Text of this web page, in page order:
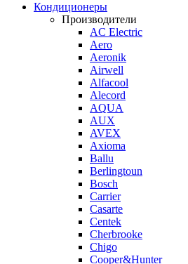
Кондиционеры
Производители
AC Electric
Aero
Aeronik
Airwell
Alfacool
Alecord
AQUA
AUX
AVEX
Axioma
Ballu
Berlingtoun
Bosch
Carrier
Casarte
Centek
Cherbrooke
Chigo
Cooper&Hunter